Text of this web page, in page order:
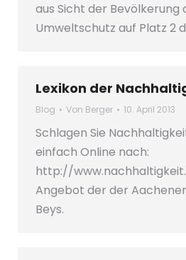
aus Sicht der Bevölkerung
Umweltschutz auf Platz 2
Lexikon der
Blog Von Berger 10. April 2013
Schlagen Sie
einfach Online nach:
http://
Angebot der der
Beys.